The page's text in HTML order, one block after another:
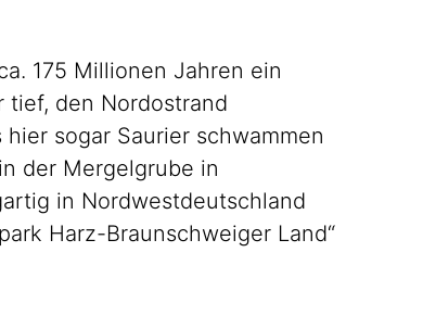
175 Millionen Jahren ein
tief, den Nordostrand
sogar Saurier schwammen
der Mergelgrube in
in Nordwestdeutschland
Harz-Braunschweiger Land“